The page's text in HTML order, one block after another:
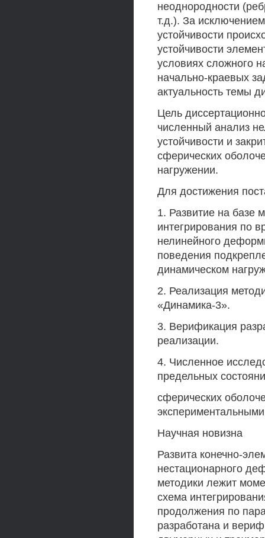
неоднородности
т.д.). За
устойчивости
устойчивости
условиях сложного
начально-краевых
актуальность темы
Цель
численный анализ
устойчивости и
сферических
нагружении.
Для достижения
1. Развитие на базе
интегрирования по
нелинейного
поведения
динамическом
2. Реализация
«Динамика-3».
3. Верификация
реализации.
4. Численное
предельных
сферических
Научная новизна
Развита конечно-
нестационарного
методики лежит
схема
продолжения по
разработана и